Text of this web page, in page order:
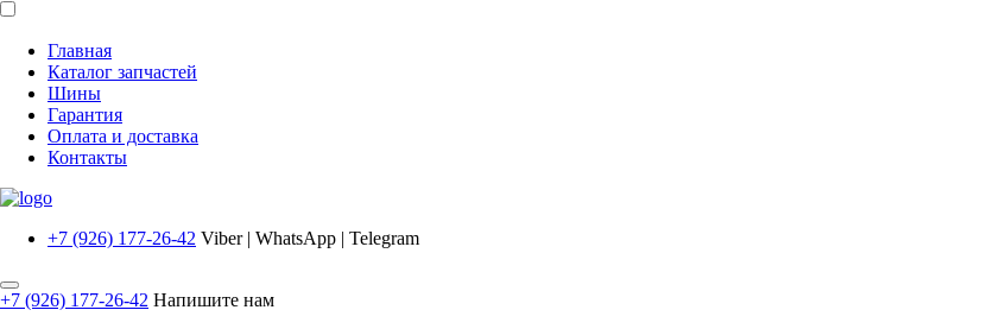
Главная
Каталог запчастей
Шины
Гарантия
Оплата и доставка
Контакты
+7 (926) 177-26-42 Viber | WhatsApp | Telegram
+7 (926) 177-26-42 Напишите нам